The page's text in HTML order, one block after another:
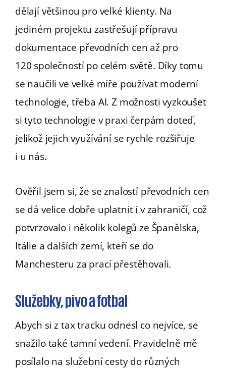
dělají většinou pro velké klienty. Na
jediném projektu zastřešují přípravu
dokumentace převodních cen až pro
120 společností po celém světě. Díky tomu
se naučili ve velké míře používat moderní
technologie, třeba AI. Z možnosti vyzkoušet
si tyto technologie v praxi čerpám doteď,
jelikož jejich využívání se rychle rozšiřuje
i u nás.
Ověřil jsem si, že se znalostí převodních cen
se dá velice dobře uplatnit i v zahraničí, což
potvrzovalo i několik kolegů ze Španělska,
Itálie a dalších zemí, kteří se do
Manchesteru za prací přestěhovali.
Služebky, pivo a fotbal
Abych si z tax tracku odnesl co nejvíce, se
snažilo také tamní vedení. Pravidelně mě
posílalo na služební cesty do různých